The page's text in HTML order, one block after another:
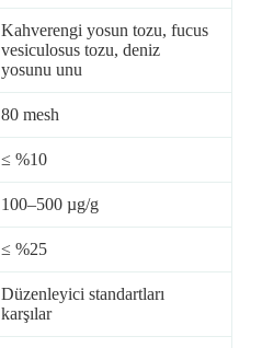
Kahverengi yosun tozu, fucus
vesiculosus tozu, deniz
yosunu unu
80 mesh
≤ %10
100–500 µg/g
≤ %25
Düzenleyici standartları
karşılar